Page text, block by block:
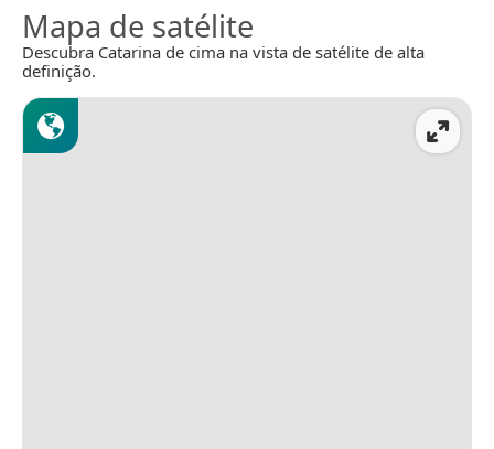
Mapa de satélite
Descubra Catarina de cima na vista de satélite de alta
definição.